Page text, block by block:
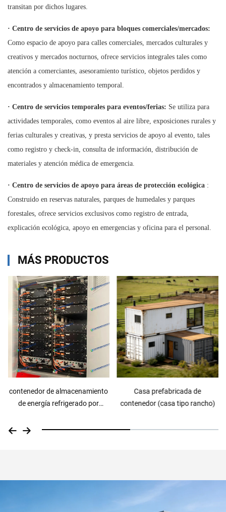
transitan por dichos lugares.
· Centro de servicios de apoyo para bloques comerciales/mercados:
Como espacio de apoyo para calles comerciales, mercados culturales y
creativos y mercados nocturnos, ofrece servicios integrales tales como
atención a comerciantes, asesoramiento turístico, objetos perdidos y
encontrados y almacenamiento temporal.
· Centro de servicios temporales para eventos/ferias: Se utiliza para
actividades temporales, como eventos al aire libre, exposiciones rurales y
ferias culturales y creativas, y presta servicios de apoyo al evento, tales
como registro y check-in, consulta de información, distribución de
materiales y atención médica de emergencia.
· Centro de servicios de apoyo para áreas de protección ecológica :
Construido en reservas naturales, parques de humedales y parques
forestales, ofrece servicios exclusivos como registro de entrada,
explicación ecológica, apoyo en emergencias y oficina para el personal.
MÁS PRODUCTOS
Casa prefabricada de
contenedor (casa tipo rancho)
Casa prefabricada de
contenedor (tienda comercial)